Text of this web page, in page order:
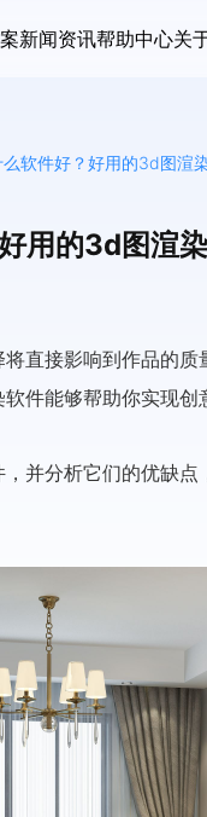
新闻资讯帮助中心关
软件好？好用的3d图渲
用的3d图渲
直接影响到作品的
件能够帮助你实现创
并分析它们的优缺点